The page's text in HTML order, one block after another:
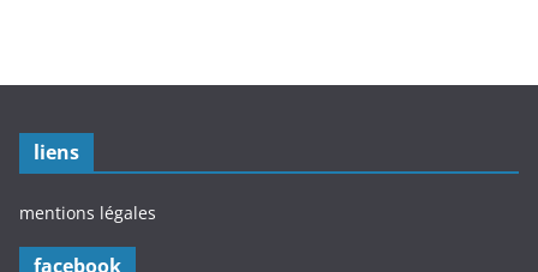
liens
mentions légales
facebook